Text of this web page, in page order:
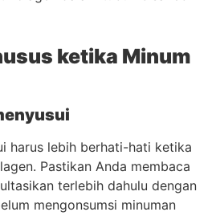
ketika Minum
harus lebih berhati-hati ketika
Pastikan Anda membaca
terlebih dahulu dengan
mengonsumsi minuman